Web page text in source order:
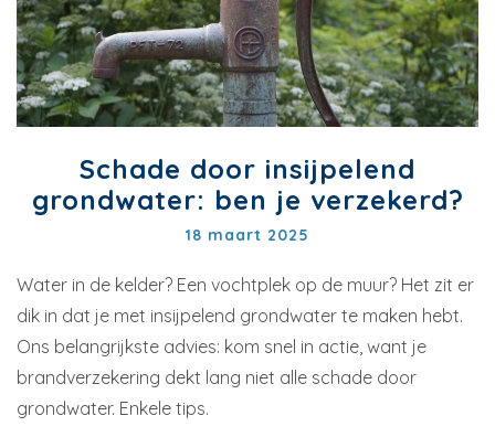
Schade door insijpelend
grondwater: ben je verzekerd?
18 maart 2025
Water in de kelder? Een vochtplek op de muur? Het zit er
dik in dat je met insijpelend grondwater te maken hebt.
Ons belangrijkste advies: kom snel in actie, want je
brandverzekering dekt lang niet alle schade door
grondwater. Enkele tips.